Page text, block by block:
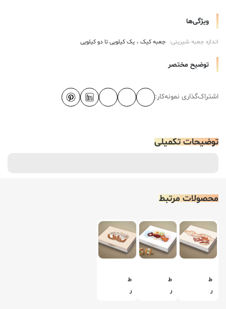
توضیح مختصر
ویژگی‌ها
اندازه جعبه شیرینی: جعبه کیک یک کیلویی تا دو کیلویی
اشتراک‌گذاری نمونه‌کار:
توضیحات تکمیلی
محصولات مرتبط
ط
ر
ط
ر
ط
ر